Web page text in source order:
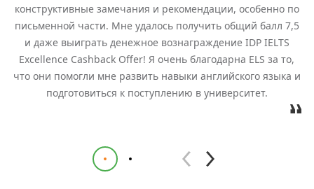
конструктивные замечания и рекомендации, особенно по
письменной части. Мне удалось получить общий балл 7,5
и даже выиграть денежное вознаграждение IDP IELTS
Excellence Cashback Offer! Я очень благодарна ELS за то,
что они помогли мне развить навыки английского языка и
подготовиться к поступлению в университет.